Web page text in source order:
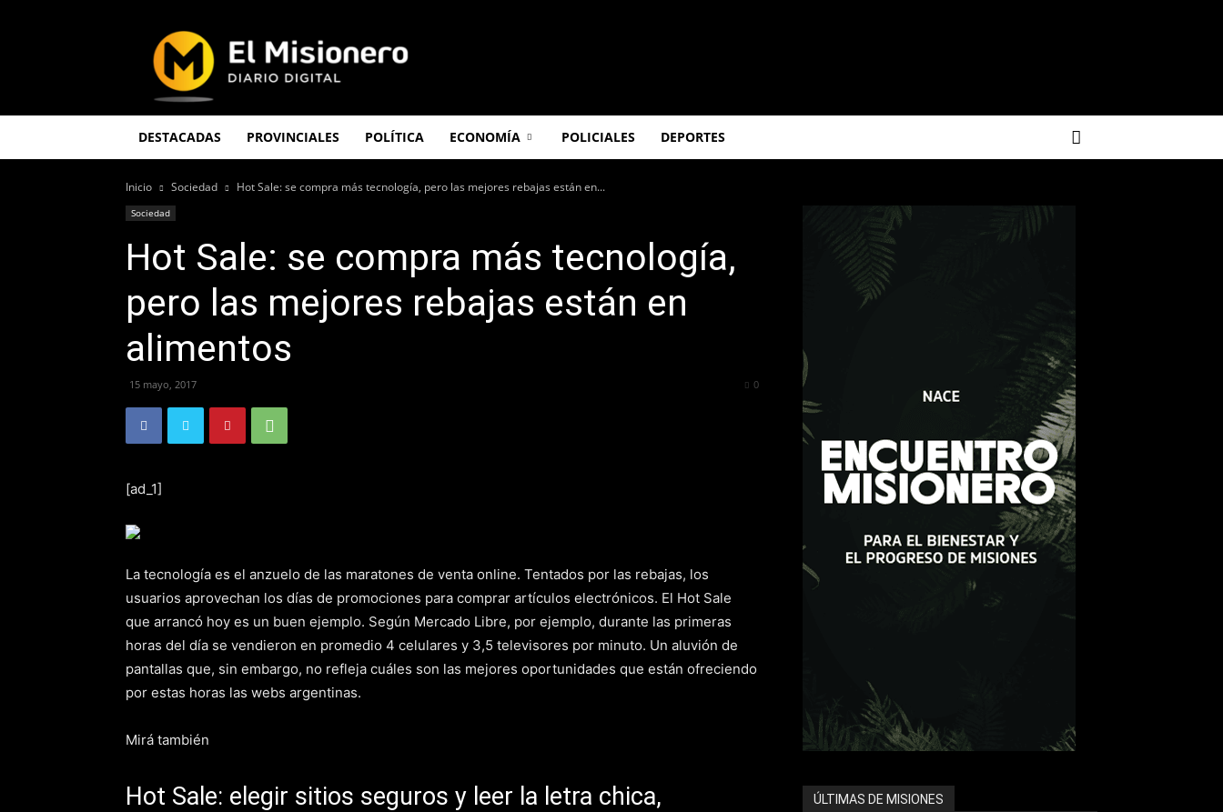
Misionero
DESTACADAS PROVINCIALES POLÍTICA ECONOMÍA POLICIALES DEPORTES
Inicio Sociedad Hot Sale: se compra más tecnología, pero las mejores rebajas están en...
Sociedad
Hot Sale: se compra más tecnología,
pero las mejores rebajas están en
alimentos
15 mayo, 2017 0
[ad_1]
La tecnología es el anzuelo de las maratones de venta online. Tentados por las rebajas, los
usuarios aprovechan los días de promociones para comprar artículos electrónicos. El Hot Sale
que arrancó hoy es un buen ejemplo. Según Mercado Libre, por ejemplo, durante las primeras
horas del día se vendieron en promedio 4 celulares y 3,5 televisores por minuto. Un aluvión de
pantallas que, sin embargo, no refleja cuáles son las mejores oportunidades que están ofreciendo
por estas horas las webs argentinas.
Mirá también
Hot Sale: elegir sitios seguros y leer la letra chica,
ÚLTIMAS DE MISIONES